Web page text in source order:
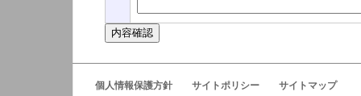
個人情報保護方針 サイトポリシー サイトマップ